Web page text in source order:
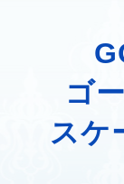
ゴ
スケ